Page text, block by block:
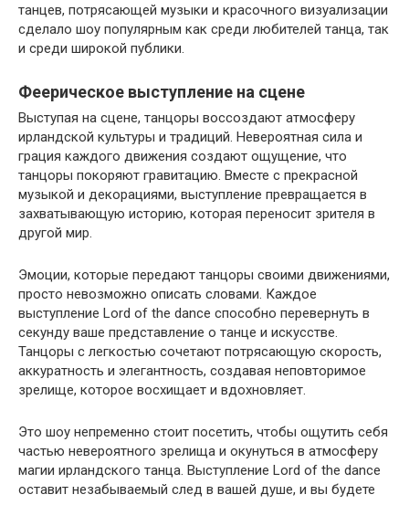
танцев, потрясающей музыки и красочного визуализации
сделало шоу популярным как среди любителей танца, так
и среди широкой публики.
Феерическое выступление на сцене
Выступая на сцене, танцоры воссоздают атмосферу
ирландской культуры и традиций. Невероятная сила и
грация каждого движения создают ощущение, что
танцоры покоряют гравитацию. Вместе с прекрасной
музыкой и декорациями, выступление превращается в
захватывающую историю, которая переносит зрителя в
другой мир.
Эмоции, которые передают танцоры своими движениями,
просто невозможно описать словами. Каждое
выступление Lord of the dance способно перевернуть в
секунду ваше представление о танце и искусстве.
Танцоры с легкостью сочетают потрясающую скорость,
аккуратность и элегантность, создавая неповторимое
зрелище, которое восхищает и вдохновляет.
Это шоу непременно стоит посетить, чтобы ощутить себя
частью невероятного зрелища и окунуться в атмосферу
магии ирландского танца. Выступление Lord of the dance
оставит незабываемый след в вашей душе, и вы будете